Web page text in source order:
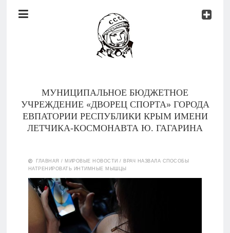
Документы
МУНИЦИПАЛЬНОЕ БЮДЖЕТНОЕ
УЧРЕЖДЕНИЕ «ДВОРЕЦ СПОРТА» ГОРОДА
ЕВПАТОРИИ РЕСПУБЛИКИ КРЫМ ИМЕНИ
ЛЕТЧИКА-КОСМОНАВТА Ю. ГАГАРИНА
Документы
Контакты
ГЛАВНАЯ / МИРОВЫЕ НОВОСТИ / ВРАЧ НАЗВАЛА СПОСОБЫ
НАТРЕНИРОВАТЬ ИНТИМНЫЕ МЫШЦЫ